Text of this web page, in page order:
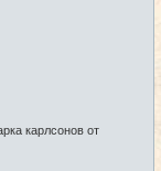
карлсонов от